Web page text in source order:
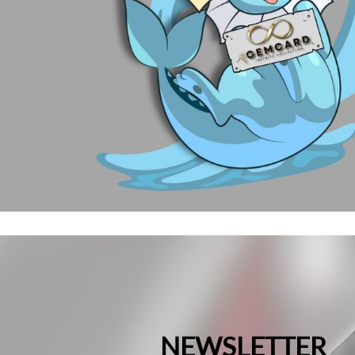
NEWSLETTER